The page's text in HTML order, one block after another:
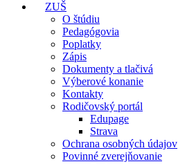
ZUŠ
O štúdiu
Pedagógovia
Poplatky
Zápis
Dokumenty a tlačivá
Výberové konanie
Kontakty
Rodičovský portál
Edupage
Strava
Ochrana osobných údajov
Povinné zverejňovanie